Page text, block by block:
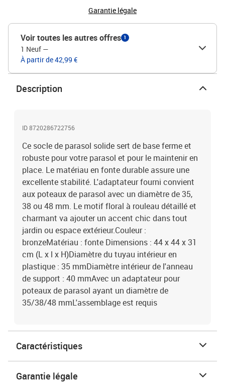
Garantie légale
Voir toutes les autres offres 1
1 Neuf —
À partir de 42,99 €
Description
ID 8720286722756
Ce socle de parasol solide sert de base ferme et
robuste pour votre parasol et pour le maintenir en
place. Le matériau en fonte durable assure une
excellente stabilité. L'adaptateur fourni convient
aux poteaux de parasol avec un diamètre de 35,
38 ou 48 mm. Le motif floral à rouleau détaillé et
charmant va ajouter un accent chic dans tout
jardin ou espace extérieur.Couleur :
bronzeMatériau : fonte Dimensions : 44 x 44 x 31
cm (L x l x H)Diamètre du tuyau intérieur en
plastique : 35 mmDiamètre intérieur de l'anneau
de support : 40 mmAvec un adaptateur pour
poteaux de parasol ayant un diamètre de
35/38/48 mmL'assemblage est requis
Caractéristiques
Garantie légale